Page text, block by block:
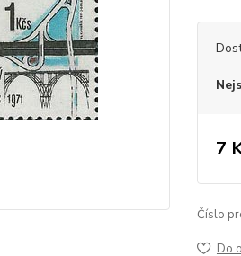
7
Číslo
Do